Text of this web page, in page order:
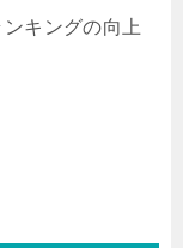
キングの向上